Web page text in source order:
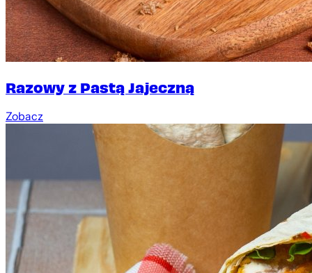
Razowy z Pastą Jajeczną
Zobacz